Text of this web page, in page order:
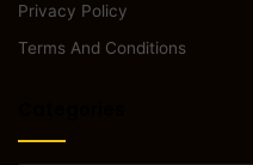
Privacy Policy
Terms And Conditions